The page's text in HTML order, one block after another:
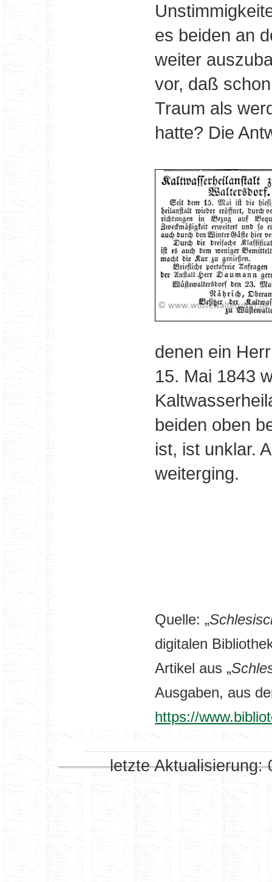
es beiden an
weiter
vor, daß
Traum als
hatte? Die
denen ein
15. Mai 1843
beiden oben
ist, ist unklar.
weiterging.
Quelle: „
digitalen
Artikel aus „
Ausgaben, aus
https://
letzte Aktualisierung: